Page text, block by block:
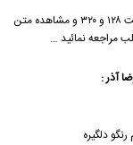
با کیفیت ۱۲۸ و ۳۲۰ و مشاهده متن
مراجعه نمائید …
آذر :
دلگیره